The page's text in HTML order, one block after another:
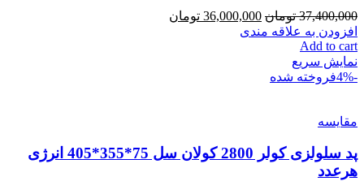
37,400,000 تومان 36,000,000 تومان
افزودن به علاقه مندی
Add to cart
نمایش سریع
-4%
فروخته شده
مقايسه
پد سلولزی کولر 2800 کولان سل 75*355*405 انرژی
هرعدد